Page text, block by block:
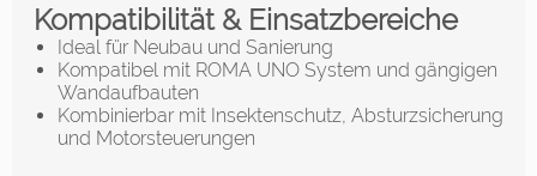
Kompatibilität & Einsatzbereiche
Ideal für Neubau und Sanierung
Kompatibel mit ROMA UNO System und gängigen
Wandaufbauten
Kombinierbar mit Insektenschutz, Absturzsicherung
und Motorsteuerungen